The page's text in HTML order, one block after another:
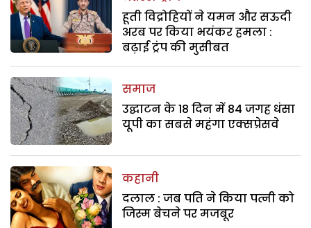
हूती विद्रोहियों ने यमन और सऊदी
अरब पर किया भयंकर हमला :
बढ़ाई ट्रंप की मुसीबत
समाज
उद्घाटन के 18 दिन में 84 जगह धंसा
यूपी का सबसे महंगा एक्सप्रेसवे
कहानी
दलाल : जब पति ने किया पत्नी को
जिस्म बेचने पर मजबूर